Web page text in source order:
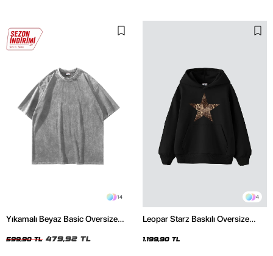
14
Yıkamalı Beyaz Basic Oversize
599,90 TL 479,92 TL
4
Leopar Starz Baskılı Oversize
1.199,90 TL